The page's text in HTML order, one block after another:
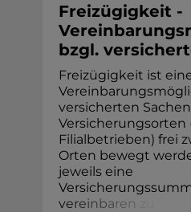
Freizügigkeit -
bzgl.
Freizügigkeit ist
versicherten
Versicherungsorten
Filialbetrieben) frei
Orten bewegt
jeweils eine
vereinbaren